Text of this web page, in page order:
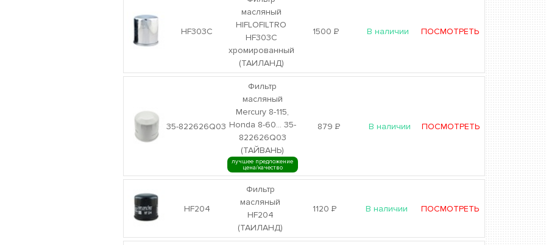
HF303C
масляный
HIFLOFILTRO
HF303C
хромированный
(ТАИЛАНД)
1500Р В наличии ПОСМОТРЕТЬ
35-822626Q03
Фильтр
масляный
Mercury 8-115,
Honda 8-60... 35-
822626Q03
(ТАЙВАНЬ)
лучшее предложение
цена/качество
879Р В наличии ПОСМОТРЕТЬ
HF204
Фильтр
масляный
HF204
(ТАИЛАНД)
1120 Р В наличии ПОСМОТРЕТЬ